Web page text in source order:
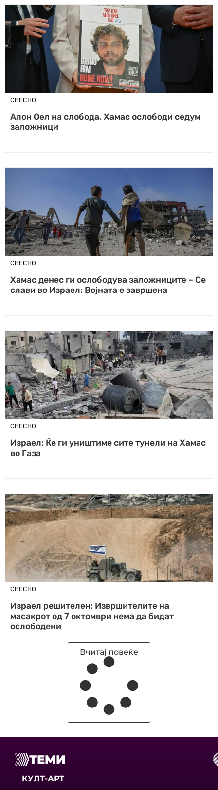
СВЕСНО
Алон Оел на слобода, Хамас ослободи седум
заложници
СВЕСНО
Хамас денес ги ослободува заложниците – Се
слави во Израел: Војната е завршена
СВЕСНО
Израел: Ќе ги уништиме сите тунели на Хамас
во Газа
СВЕСНО
Израел решителен: Извршителите на
масакрот од 7 октомври нема да бидат
ослободени
Вчитај повеќе
ТЕМИ
КУЛТ-АРТ